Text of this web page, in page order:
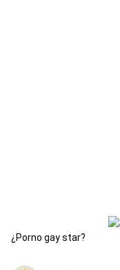
¿Porno gay star?